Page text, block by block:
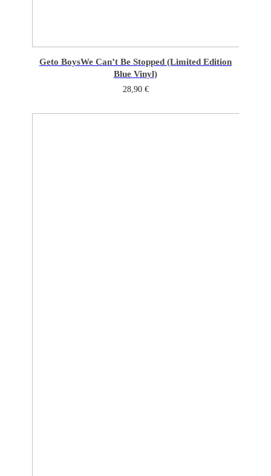
Geto BoysWe Can’t Be Stopped (Limited Edition
Blue Vinyl)
28,90 €